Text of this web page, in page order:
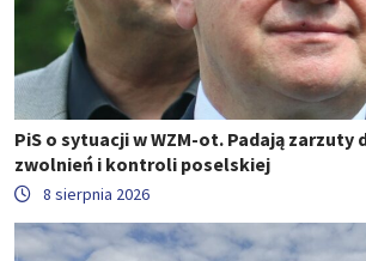
PiS o sytuacji w WZM-ot. Padają zarzuty
zwolnień i kontroli poselskiej
8 sierpnia 2026